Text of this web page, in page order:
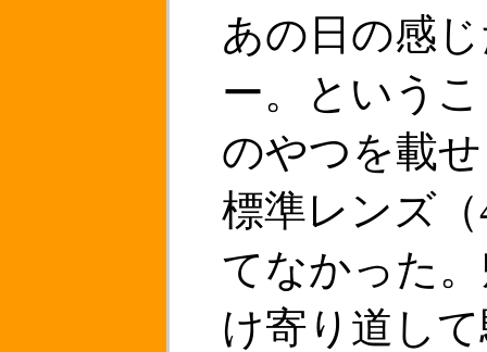
あの日の感
ー。という
のやつを載
標準レンズ
てなかった
け寄り道し